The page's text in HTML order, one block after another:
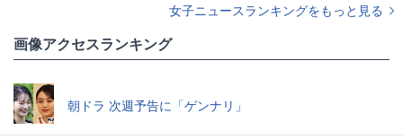
女子ニュースランキングをもっと見る
画像アクセスランキング
朝ドラ 次週予告に「ゲンナリ」